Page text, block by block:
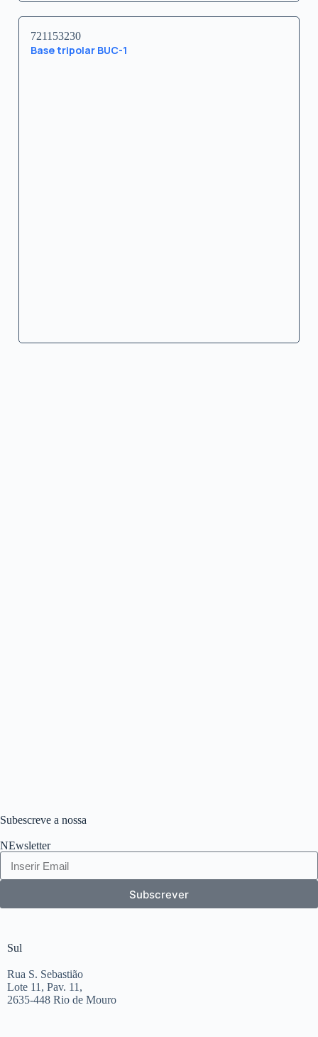
721153230
Base tripolar BUC-1
Subescreve a nossa
NEwsletter
Subscrever
Sul
Rua S. Sebastião
Lote 11, Pav. 11,
2635-448 Rio de Mouro